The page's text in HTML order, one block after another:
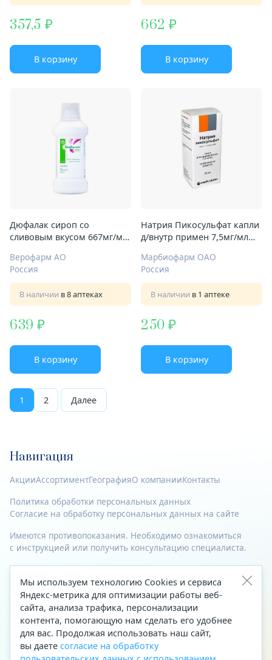
357,5
В корзину
662
В корзину
Дюфалак сироп со
сливовым вкусом 667мг/мл
стаканчиком-колпачком
Верофарм АО
Россия
В наличии в 8 аптеках
639
В корзину
Натрия Пикосульфат капли
д/внутр примен 7,5мг/мл
Марбиофарм ОАО
Россия
В наличии в 1 аптеке
250
В корзину
1 2 Далее
Навигация
АкцииАссортиментГеографияО компанииКонтакты
Политика обработки персональных данных
Согласие на обработку персональных данных на сайте
Имеются противопоказания. Необходимо ознакомиться
с инструкцией или получить консультацию специалиста.
© 2023—2026 Все права защищены.
Адрес
Архангельск, ул. Папанина, д. 19 (вход в здание со стороны
автоцентра «Тойота»)
Приемная Генерального директора
Мы используем технологию Cookies и сервиса
Яндекс-метрика для оптимизации работы веб-
сайта, анализа трафика, персонализации
контента, помогающую нам сделать его удобнее
для вас. Продолжая использовать наш сайт,
вы даете согласие на обработку